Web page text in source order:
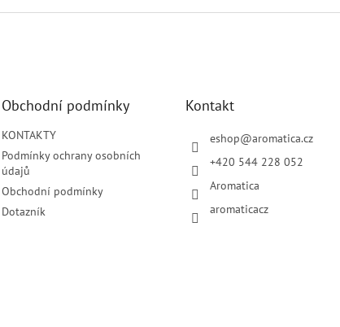
Obchodní podmínky
KONTAKTY
Podmínky ochrany osobních
údajů
Obchodní podmínky
Dotazník
Kontakt
eshop@aromatica.cz
+420 544 228 052
Aromatica
aromaticacz